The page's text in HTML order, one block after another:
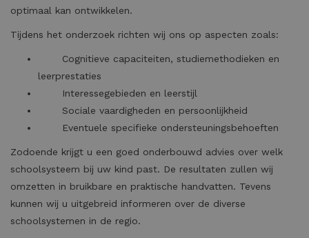
optimaal kan ontwikkelen.
Tijdens het onderzoek richten wij ons op aspecten zoals:
Cognitieve capaciteiten, studiemethodieken en
leerprestaties
Interessegebieden en leerstijl
Sociale vaardigheden en persoonlijkheid
Eventuele specifieke ondersteuningsbehoeften
Zodoende krijgt u een goed onderbouwd advies over welk
schoolsysteem bij uw kind past. De resultaten zullen wij
omzetten in bruikbare en praktische handvatten. Tevens
kunnen wij u uitgebreid informeren over de diverse
schoolsystemen in de regio.